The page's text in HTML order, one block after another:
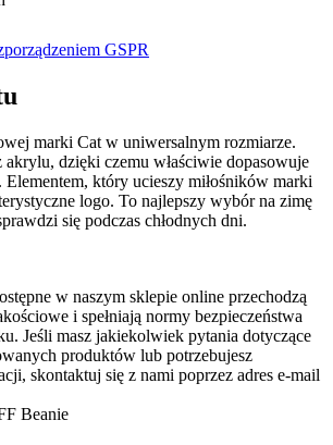
GSPR
marki Cat w uniwersalnym rozmiarze.
dzięki czemu właściwie dopasowuje
Elementem, który ucieszy miłośników marki
logo. To najlepszy wybór na zimę
się podczas chłodnych dni.
w naszym sklepie online przechodzą
i spełniają normy bezpieczeństwa
Jeśli masz jakiekolwiek pytania dotyczące
produktów lub potrzebujesz
skontaktuj się z nami poprzez adres e-mail
Beanie